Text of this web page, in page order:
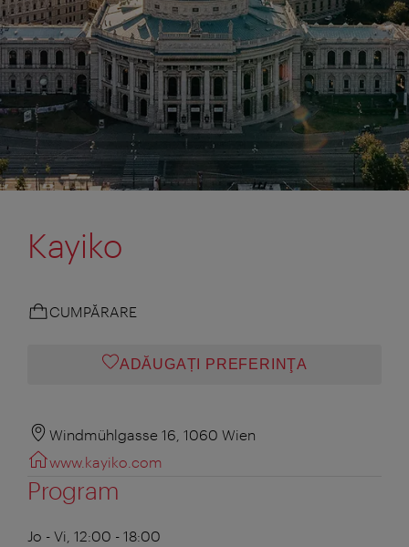
Kayiko
CUMPĂRARE
ADĂUGAȚI PREFERINŢA
Windmühlgasse 16, 1060 Wien
www.kayiko.com
Program
Jo - Vi, 12:00 - 18:00